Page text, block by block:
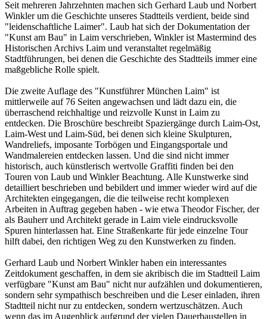
Seit mehreren Jahrzehnten machen sich Gerhard Laub und Norbert
Winkler um die Geschichte unseres Stadtteils verdient, beide sind
"leidenschaftliche Laimer". Laub hat sich der Dokumentation der
"Kunst am Bau" in Laim verschrieben, Winkler ist Mastermind des
Historischen Archivs Laim und veranstaltet regelmäßig
Stadtführungen, bei denen die Geschichte des Stadtteils immer eine
maßgebliche Rolle spielt.
Die zweite Auflage des "Kunstführer München Laim" ist
mittlerweile auf 76 Seiten angewachsen und lädt dazu ein, die
überraschend reichhaltige und reizvolle Kunst in Laim zu
entdecken. Die Broschüre beschreibt Spaziergänge durch Laim-Ost,
Laim-West und Laim-Süd, bei denen sich kleine Skulpturen,
Wandreliefs, imposante Torbögen und Eingangsportale und
Wandmalereien entdecken lassen. Und die sind nicht immer
historisch, auch künstlerisch wertvolle Graffiti finden bei den
Touren von Laub und Winkler Beachtung. Alle Kunstwerke sind
detailliert beschrieben und bebildert und immer wieder wird auf die
Architekten eingegangen, die die teilweise recht komplexen
Arbeiten in Auftrag gegeben haben - wie etwa Theodor Fischer, der
als Bauherr und Architekt gerade in Laim viele eindrucksvolle
Spuren hinterlassen hat. Eine Straßenkarte für jede einzelne Tour
hilft dabei, den richtigen Weg zu den Kunstwerken zu finden.
Gerhard Laub und Norbert Winkler haben ein interessantes
Zeitdokument geschaffen, in dem sie akribisch die im Stadtteil Laim
verfügbare "Kunst am Bau" nicht nur aufzählen und dokumentieren,
sondern sehr sympathisch beschreiben und die Leser einladen, ihren
Stadtteil nicht nur zu entdecken, sondern wertzuschätzen. Auch
wenn das im Augenblick aufgrund der vielen Dauerbaustellen in